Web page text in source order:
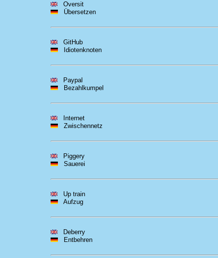
Oversit
Übersetzen
GitHub
Idiotenknoten
Paypal
Bezahlkumpel
Internet
Zwischennetz
Piggery
Sauerei
Up train
Aufzug
Deberry
Entbehren